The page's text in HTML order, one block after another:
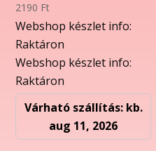
2190 Ft
Webshop készlet info:
Raktáron
Webshop készlet info:
Raktáron
Várható szállítás: kb.
aug 11, 2026